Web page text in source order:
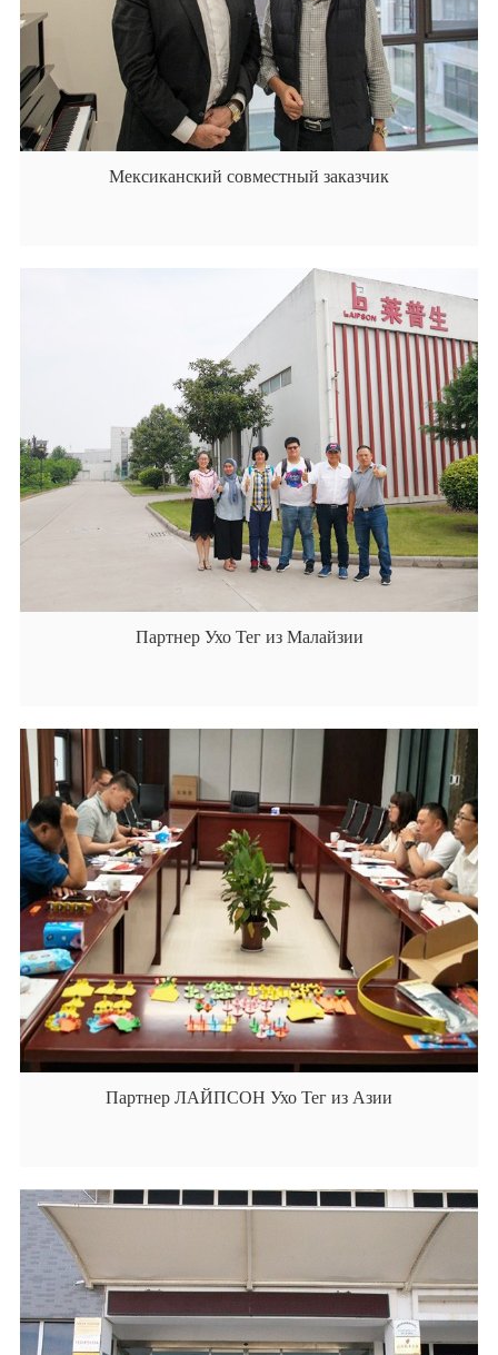
Мексиканский совместный заказчик
Партнер Ухо Тег из Малайзии
Партнер ЛАЙПСОН Ухо Тег из Азии